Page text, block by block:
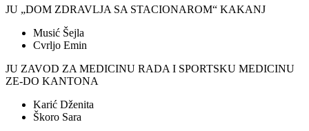
JU „DOM ZDRAVLJA SA STACIONAROM“ KAKANJ
Musić Šejla
Cvrljo Emin
JU ZAVOD ZA MEDICINU RADA I SPORTSKU MEDICINU
ZE-DO KANTONA
Karić Dženita
Škoro Sara